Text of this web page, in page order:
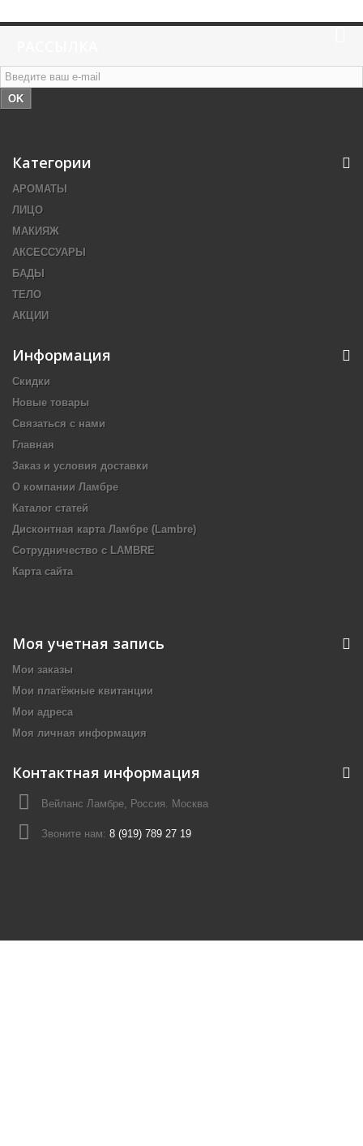
OK
Категории
АРОМАТЫ
ЛИЦО
МАКИЯЖ
АКСЕССУАРЫ
БАДЫ
ТЕЛО
АКЦИИ
Информация
Скидки
Новые товары
Связаться с нами
Главная
Заказ и условия доставки
О компании Ламбре
Каталог статей
Дисконтная карта Ламбре (Lambre)
Сотрудничество с LAMBRE
Карта сайта
Моя учетная запись
Мои заказы
Мои платёжные квитанции
Мои адреса
Моя личная информация
Контактная информация
Вейланс Ламбре, Россия. Москва
Звоните нам: 8 (919) 789 27 19